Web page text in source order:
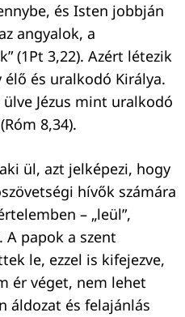
és Isten jobbján
angyalok, a
(1Pt 3,22). Azért létezik
és uralkodó Királya.
Jézus mint uralkodó
8,34).
ül, azt jelképezi, hogy
hívők számára
– „leül”,
papok a szent
le, ezzel is kifejezve,
ér véget, nem lehet
áldozat és felajánlás